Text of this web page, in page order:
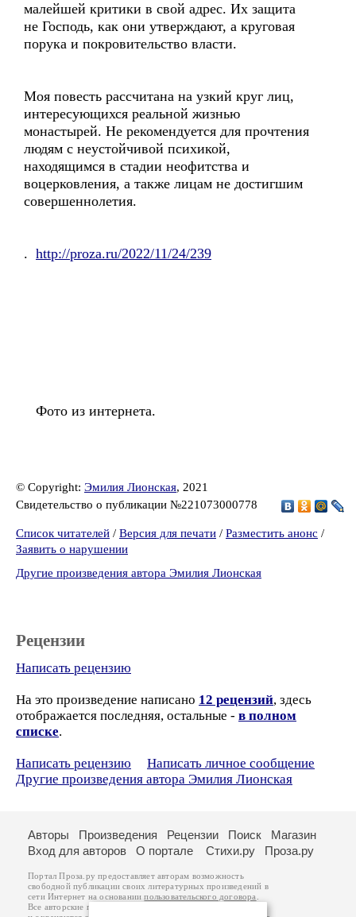
малейшей критики в свой адрес. Их защита
не Господь, как они утверждают, а круговая
порука и покровительство власти.
Моя повесть рассчитана на узкий круг лиц,
интересующихся реальной жизнью
монастырей. Не рекомендуется для прочтения
людям с неустойчивой психикой,
находящимся в стадии неофитства и
воцерковления, а также лицам не достигшим
совершеннолетия.
. http://proza.ru/2022/11/24/239
Фото из интернета.
© Copyright: Эмилия Лионская, 2021
Свидетельство о публикации №221073000778
Список читателей / Версия для печати / Разместить анонс /
Заявить о нарушении
Другие произведения автора Эмилия Лионская
Рецензии
Написать рецензию
На это произведение написано 12 рецензий, здесь
отображается последняя, остальные - в полном
списке.
Написать рецензию
Написать личное сообщение
Другие произведения автора Эмилия Лионская
Авторы Произведения Рецензии Поиск
Магазин
Вход для авторов
О портале Стихи.ру Проза.ру
Портал Проза.ру предоставляет авторам возможность
свободной публикации своих литературных произведений в
сети Интернет на основаниипользовательского договора
Все авторские права на произведения принадлежат авторам